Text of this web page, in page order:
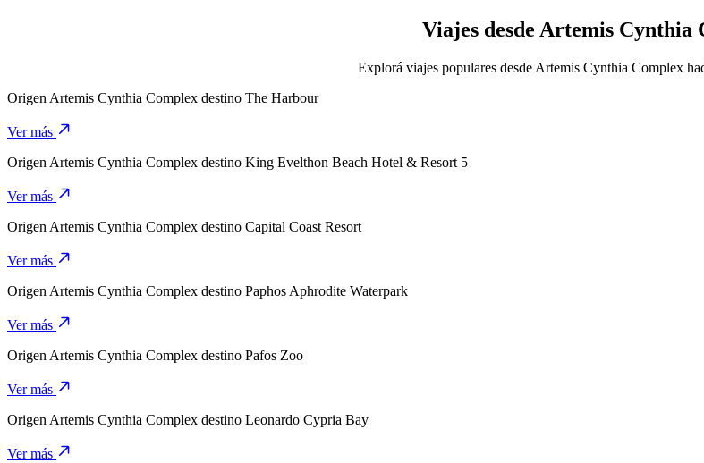
Viajes desde Artemis Cynthia
Explorá viajes populares desde Artemis Cynthia Complex
Origen Artemis Cynthia Complex destino The Harbour
Ver más
Origen Artemis Cynthia Complex destino King Evelthon Beach Hotel & Resort 5
Ver más
Origen Artemis Cynthia Complex destino Capital Coast Resort
Ver más
Origen Artemis Cynthia Complex destino Paphos Aphrodite Waterpark
Ver más
Origen Artemis Cynthia Complex destino Pafos Zoo
Ver más
Origen Artemis Cynthia Complex destino Leonardo Cypria Bay
Ver más